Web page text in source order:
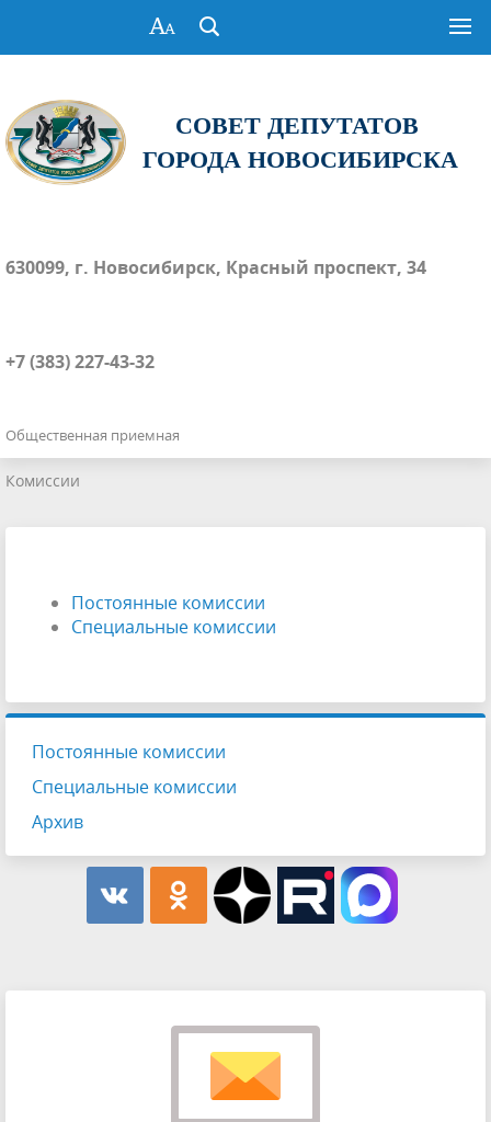
СОВЕТ ДЕПУТАТОВ
ГОРОДА НОВОСИБИРСКА
630099, г. Новосибирск, Красный проспект, 34
+7 (383) 227-43-32
Общественная приемная
Комиссии
Постоянные комиссии
Специальные комиссии
Постоянные комиссии
Специальные комиссии
Архив